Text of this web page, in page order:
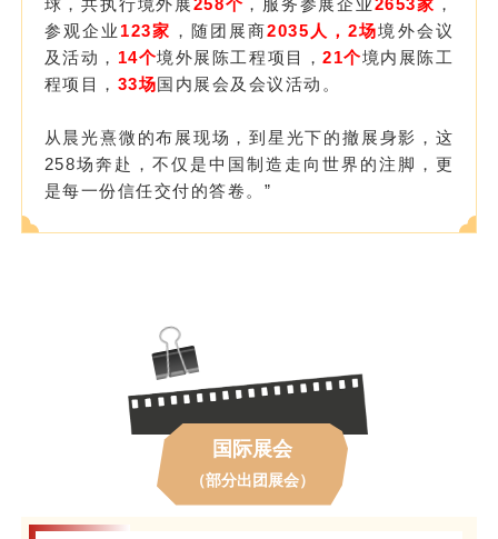
球，共执行境外展258个 ，服务参展企业2653家 ，
参观企业 123家 ，随团展商2035人 ，2场境外会议
及活动， 14个境外展陈工程项目，21个境内展陈工
程项目， 33场国内展会及会议活动。
从晨光熹微的布展现场，到星光下的撤展身影，这
258场奔赴，不仅是中国制造走向世界的注脚，更
是每一份信任交付的答卷。”
国际展会
（部分出团展会）